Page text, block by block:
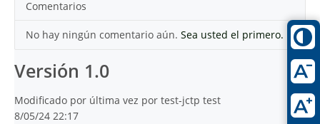
Comentarios
No hay ningún comentario aún. Sea usted el primero.
Versión 1.0
Modificado por última vez por test-jctp test
8/05/24 22:17